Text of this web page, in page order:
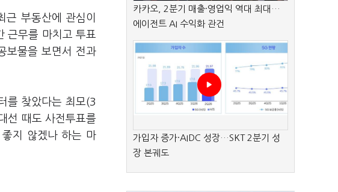
부동산에 관심이
근무를 마치고 투표
보물을 보면서 전과
를 찾았다는 최모(3
선 때도 사전투표를
지 않겠나 하는 마
카카오, 2분기 매출·영업익 역대 최대…
에이전트 AI 수익화 관건
가입자 증가·AIDC 성장…SKT 2분기 성
장 본궤도